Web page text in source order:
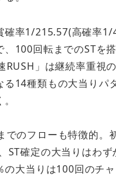
確率1/215.57(高確率1/
、100回転までのSTを
RUSH」は継続率重視
る14種類もの大当りパ
でのフローも特徴的。
ST確定の大当りはわ
の大当りは100回のチ